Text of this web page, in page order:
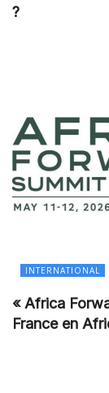
?
INTERNATIONAL
« Africa
France en